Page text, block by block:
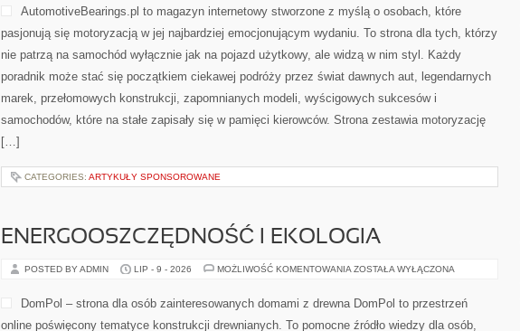
MARKI
AutomotiveBearings.pl to magazyn internetowy stworzone z myślą o osobach, które
pasjonują się motoryzacją w jej najbardziej emocjonującym wydaniu. To strona dla tych, którzy
nie patrzą na samochód wyłącznie jak na pojazd użytkowy, ale widzą w nim styl. Każdy
poradnik może stać się początkiem ciekawej podróży przez świat dawnych aut, legendarnych
marek, przełomowych konstrukcji, zapomnianych modeli, wyścigowych sukcesów i
samochodów, które na stałe zapisały się w pamięci kierowców. Strona zestawia motoryzację
[…]
CATEGORIES: ARTYKUŁY SPONSOROWANE
ENERGOOSZCZĘDNOŚĆ I EKOLOGIA
POSTED BY ADMIN LIP - 9 - 2026 MOŻLIWOŚĆ KOMENTOWANIA ENERGOOSZCZĘDNOŚĆ
ZOSTAŁA WYŁĄCZONA
DomPol – strona dla osób zainteresowanych domami z drewna DomPol to przestrzeń
online poświęcony tematyce konstrukcji drewnianych. To pomocne źródło wiedzy dla osób,